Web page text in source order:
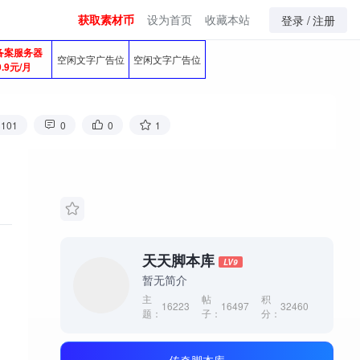
获取素材币 设为首页 收藏本站 登录 /注册
案服务器
元/月
空闲文字广告位 空闲文字广告位
0 0 1
天天脚本库 LV9
暂无简介
主
题：
16223
帖
子：
16497
积
分：
32460